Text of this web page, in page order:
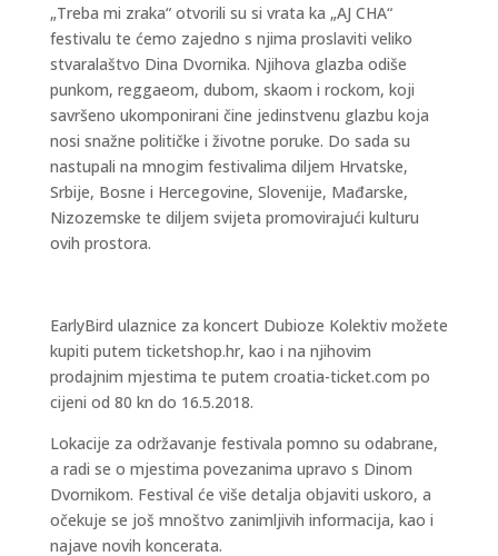
„Treba mi zraka“ otvorili su si vrata ka „AJ CHA“
festivalu te ćemo zajedno s njima proslaviti veliko
stvaralaštvo Dina Dvornika. Njihova glazba odiše
punkom, reggaeom, dubom, skaom i rockom, koji
savršeno ukomponirani čine jedinstvenu glazbu koja
nosi snažne političke i životne poruke. Do sada su
nastupali na mnogim festivalima diljem Hrvatske,
Srbije, Bosne i Hercegovine, Slovenije, Mađarske,
Nizozemske te diljem svijeta promovirajući kulturu
ovih prostora.
EarlyBird ulaznice za koncert Dubioze Kolektiv možete
kupiti putem ticketshop.hr, kao i na njihovim
prodajnim mjestima te putem croatia-ticket.com po
cijeni od 80 kn do 16.5.2018.
Lokacije za održavanje festivala pomno su odabrane,
a radi se o mjestima povezanima upravo s Dinom
Dvornikom. Festival će više detalja objaviti uskoro, a
očekuje se još mnoštvo zanimljivih informacija, kao i
najave novih koncerata.